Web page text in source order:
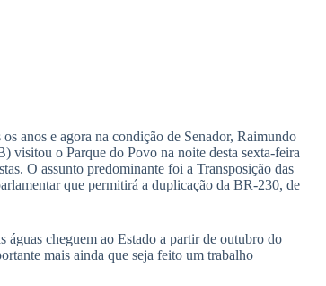
anos e agora na condição de Senador, Raimundo
visitou o Parque do Povo na noite desta sexta-feira
O assunto predominante foi a Transposição das
que permitirá a duplicação da BR-230, de
águas cheguem ao Estado a partir de outubro do
mais ainda que seja feito um trabalho